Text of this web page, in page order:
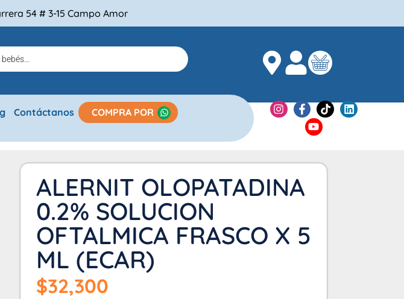
54 # 3-15 Campo Amor
Contáctanos COMPRA POR
ALERNIT OLOPATADINA
0.2% SOLUCION
OFTALMICA FRASCO X 5
ML (ECAR)
$32,300